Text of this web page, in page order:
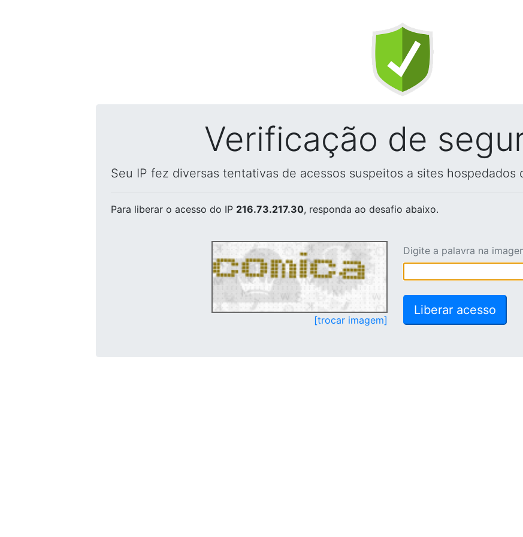
Verificação de
Seu IP fez diversas tentativas de acessos suspeitos a sites hospedados
Para liberar o acesso do IP 216.73.217.30, responda ao desafio abaixo.
[trocar imagem]
Digite a palavra na